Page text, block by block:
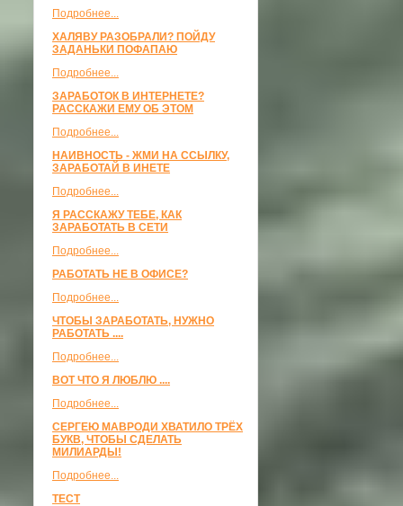
Подробнее...
ХАЛЯВУ РАЗОБРАЛИ? ПОЙДУ
ЗАДАНЬКИ ПОФАПАЮ
Подробнее...
ЗАРАБОТОК В ИНТЕРНЕТЕ?
РАССКАЖИ ЕМУ ОБ ЭТОМ
Подробнее...
НАИВНОСТЬ - ЖМИ НА ССЫЛКУ,
ЗАРАБОТАЙ В ИНЕТЕ
Подробнее...
Я РАССКАЖУ ТЕБЕ, КАК
ЗАРАБОТАТЬ В СЕТИ
Подробнее...
РАБОТАТЬ НЕ В ОФИСЕ?
Подробнее...
ЧТОБЫ ЗАРАБОТАТЬ, НУЖНО
РАБОТАТЬ ....
Подробнее...
ВОТ ЧТО Я ЛЮБЛЮ ....
Подробнее...
СЕРГЕЮ МАВРОДИ ХВАТИЛО ТРЁХ
БУКВ, ЧТОБЫ СДЕЛАТЬ
МИЛИАРДЫ!
Подробнее...
ТЕСТ